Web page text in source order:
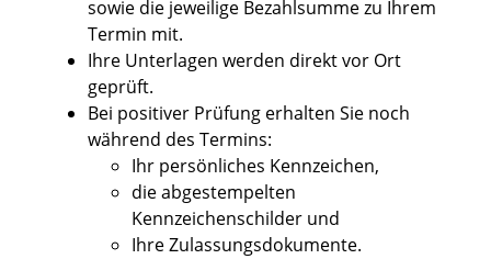
sowie die jeweilige Bezahlsumme zu Ihrem
Termin mit.
Ihre Unterlagen werden direkt vor Ort
geprüft.
Bei positiver Prüfung erhalten Sie noch
während des Termins:
Ihr persönliches Kennzeichen,
die abgestempelten
Kennzeichenschilder und
Ihre Zulassungsdokumente.